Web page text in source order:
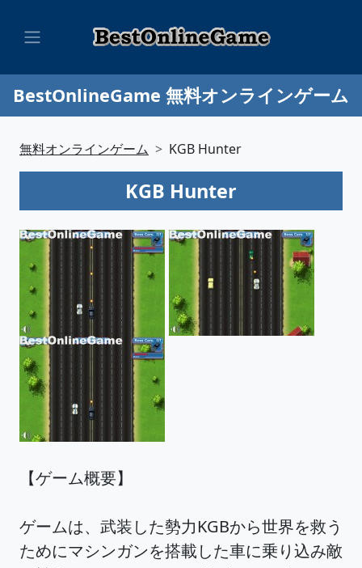
BestOnlineGame 無料オンラインゲーム
無料オンラインゲーム KGB Hunter
KGB Hunter
【ゲーム概要】
ゲームは、武装した勢力KGBから世界を救う
ためにマシンガンを搭載した車に乗り込み敵